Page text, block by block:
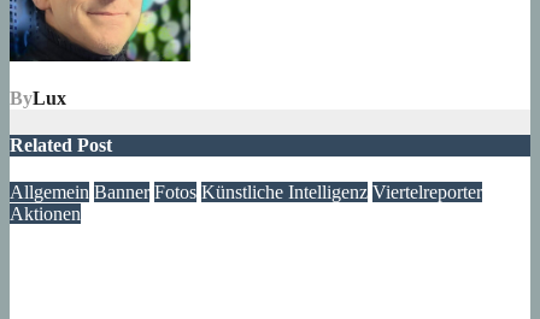
ByLux
Related Post
Allgemein Banner Fotos Künstliche Intelligenz Viertelreporter
Aktionen